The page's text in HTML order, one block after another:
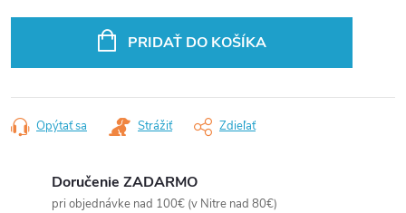
PRIDAŤ DO KOŠÍKA
Opýtať sa Strážiť Zdieľať
Doručenie ZADARMO
pri objednávke nad 100€ (v Nitre nad 80€)